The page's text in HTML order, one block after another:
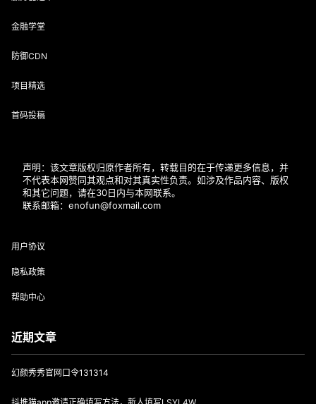
金融学堂
防御CDN
项目精选
首码投稿
声明：该文章版权归原作者所有，转载目的在于传递更多信息，并
不代表本网赞同其观点和对其真实性负责。如涉及作品内容、版权
和其它问题，请在30日内与本网联系。
联系邮箱：enofun@foxmail.com
用户协议
隐私政策
帮助中心
近期文章
幻颜秀秀官网口令131314